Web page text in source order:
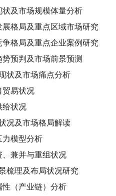
状及市场规模体量分析
格局及重点区域市场研究
格局及重点企业案例研究
预判及市场前景预测
状及市场痛点分析
贸易状况
给状况
况及市场格局解读
力模型分析
、兼并与重组状况
梳理及布局状况研究
性（产业链）分析